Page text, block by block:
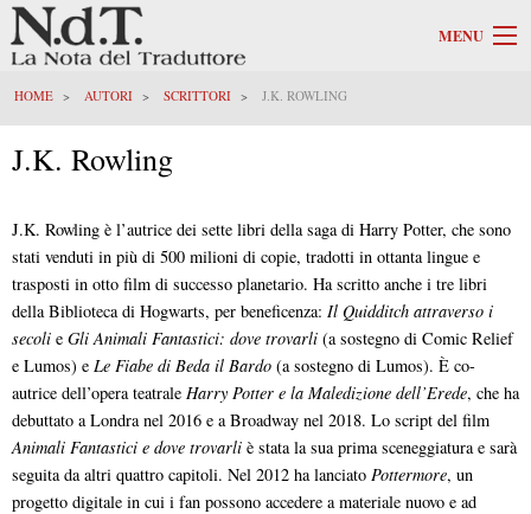
MENU
HOME AUTORI SCRITTORI J.K. ROWLING
J.K. Rowling
J.K. Rowling è l’autrice dei sette libri della saga di Harry Potter, che sono
stati venduti in più di 500 milioni di copie, tradotti in ottanta lingue e
trasposti in otto film di successo planetario. Ha scritto anche i tre libri
della Biblioteca di Hogwarts, per beneficenza: Il Quidditch attraverso i
secoli e Gli Animali Fantastici: dove trovarli (a sostegno di Comic Relief
e Lumos) e Le Fiabe di Beda il Bardo (a sostegno di Lumos). È co-
autrice dell’opera teatrale Harry Potter e la Maledizione dell’Erede, che ha
debuttato a Londra nel 2016 e a Broadway nel 2018. Lo script del film
Animali Fantastici e dove trovarli è stata la sua prima sceneggiatura e sarà
seguita da altri quattro capitoli. Nel 2012 ha lanciato Pottermore, un
progetto digitale in cui i fan possono accedere a materiale nuovo e ad